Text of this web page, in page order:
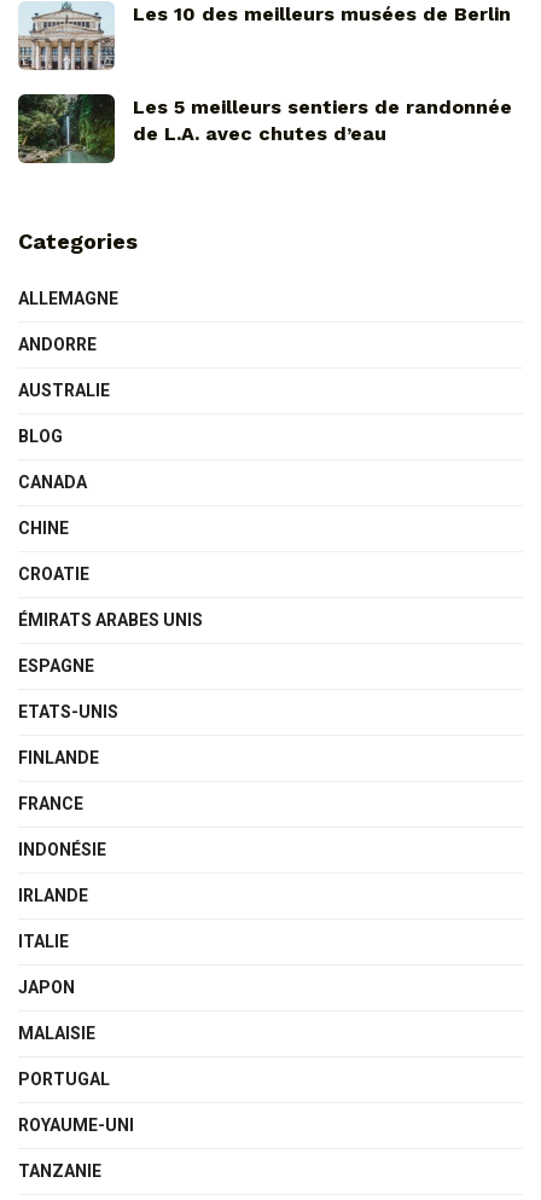
Les 10 des meilleurs musées de Berlin
Les 5 meilleurs sentiers de randonnée
de L.A. avec chutes d’eau
Categories
ALLEMAGNE
ANDORRE
AUSTRALIE
BLOG
CANADA
CHINE
CROATIE
ÉMIRATS ARABES UNIS
ESPAGNE
ETATS-UNIS
FINLANDE
FRANCE
INDONÉSIE
IRLANDE
ITALIE
JAPON
MALAISIE
PORTUGAL
ROYAUME-UNI
TANZANIE